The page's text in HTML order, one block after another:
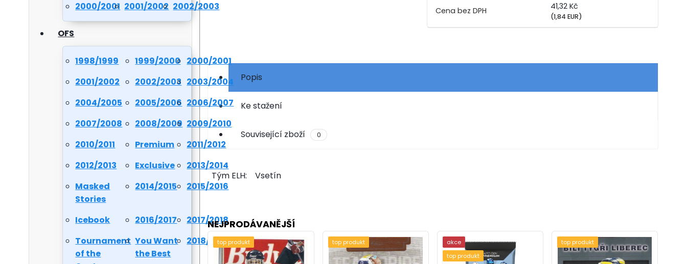
2000/2001 2001/2002 2002/2003
OFS
1998/1999 1999/2000 2000/2001
2001/2002
2002/2003 2003/2004
2004/2005
2005/2006 2006/2007
2007/2008
2008/2009 2009/2010
2010/2011
Premium
2011/2012
2012/2013
Exclusive
2013/2014
Masked
Stories
2014/2015 2015/2016
Icebook 2016/2017
2017/2018
Tournament
of the
You Want
the Best
2018/2019
41,32 Kč
(1,84 EUR)
Popis
Ke stažení
Související zboží 0
Tým ELH: Vsetín
NEJPRODÁVANĚJŠÍ
top produkt top produkt
akce
top produkt
top produkt